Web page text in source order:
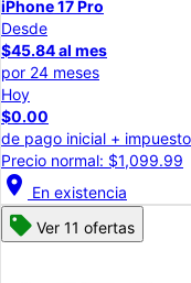
iPhone 17 Pro
Desde
$45.84 al mes
por 24 meses
Hoy
$0.00
de pago inicial +
Precio normal: $1,099.99
location_on En existencia
Ver 11 ofertas